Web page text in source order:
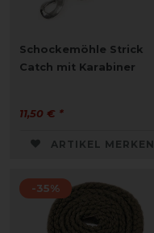
Schockemöhle Strick
Catch mit Karabiner
11,50 € *
ARTIKEL MERKEN
-35%